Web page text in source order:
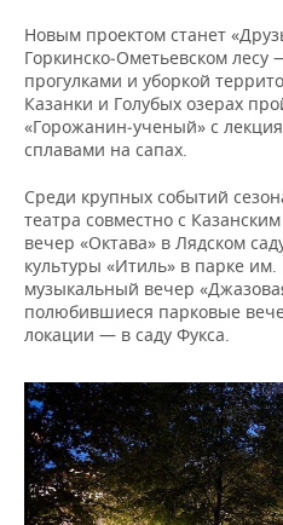
Новым проектом станет
Горкинско‑Ометьевском лесу
прогулками и уборкой
Казанки и Голубых озерах
«Горожанин‑ученый» с
сплавами на сапах.
Среди крупных событий
театра совместно с
вечер «Октава» в Лядском
культуры «Итиль» в парке им.
музыкальный вечер
полюбившиеся парковые
локации — в саду Фукса.